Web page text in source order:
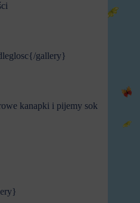
gallery}
kanapki i pijemy sok